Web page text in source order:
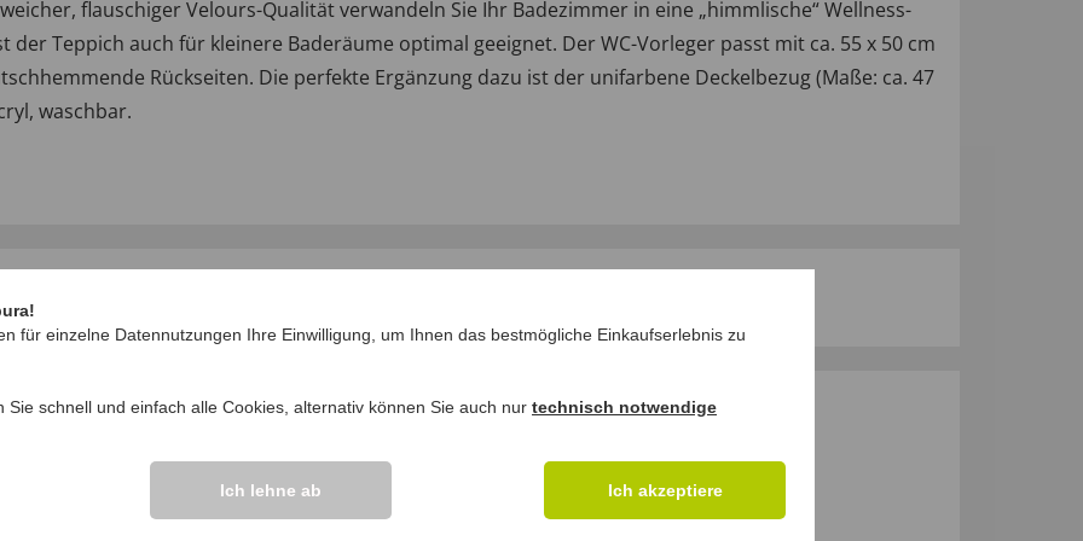
flauschiger Velours-Qualität verwandeln Sie Ihr Badezimmer in eine „himmlische“ Wellness-
der Teppich auch für kleinere Baderäume optimal geeignet. Der WC-Vorleger passt mit ca. 55 x 50 cm
Rückseiten. Die perfekte Ergänzung dazu ist der unifarbene Deckelbezug (Maße: ca. 47
waschbar.
vor.
für einzelne Datennutzungen Ihre Einwilligung, um Ihnen das bestmögliche Einkaufserlebnis zu
Sie schnell und einfach alle Cookies, alternativ können Sie auch nur technisch notwendige
Ich lehne ab Ich akzeptiere